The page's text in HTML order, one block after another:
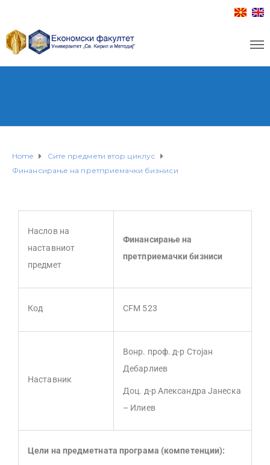
Home
Сите предмети втор циклус
Финансирање на претприемачки бизниси
Наслов на
наставниот
предмет
Финансирање на
претприемачки бизниси
Код CFM 523
Наставник
Вонр. проф. д-р Стојан
Дебарлиев
Доц. д-р Александра Јанеска
– Илиев
Цели на предметната програма (компетенции):